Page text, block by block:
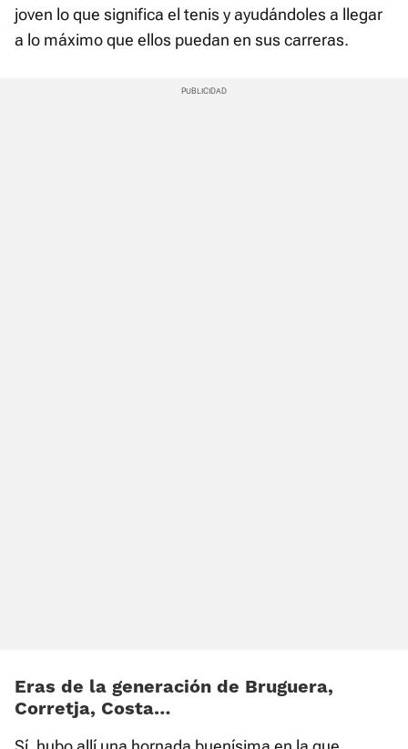
joven lo que significa el tenis y ayudándoles a llegar
a lo máximo que ellos puedan en sus carreras.
Eras de la generación de Bruguera,
Corretja, Costa…